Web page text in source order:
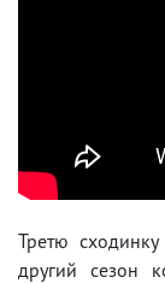
Третю сходинку
другий сезон